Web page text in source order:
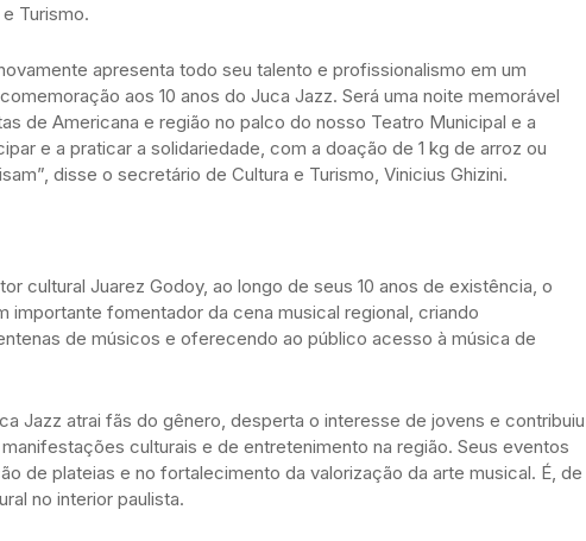
Turismo.
apresenta todo seu talento e profissionalismo em um
aos 10 anos do Juca Jazz. Será uma noite memorável
de Americana e região no palco do nosso Teatro Municipal e a
e a praticar a solidariedade, com a doação de 1 kg de arroz ou
disse o secretário de Cultura e Turismo, Vinicius Ghizini.
cultural Juarez Godoy, ao longo de seus 10 anos de existência, o
importante fomentador da cena musical regional, criando
de músicos e oferecendo ao público acesso à música de
Jazz atrai fãs do gênero, desperta o interesse de jovens e contribuiu
culturais e de entretenimento na região. Seus eventos
de plateias e no fortalecimento da valorização da arte musical. É, de
no interior paulista.